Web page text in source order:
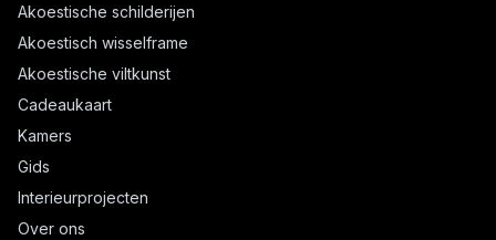
Akoestische schilderijen
Akoestisch wisselframe
Akoestische viltkunst
Cadeaukaart
Kamers
Gids
Interieurprojecten
Over ons